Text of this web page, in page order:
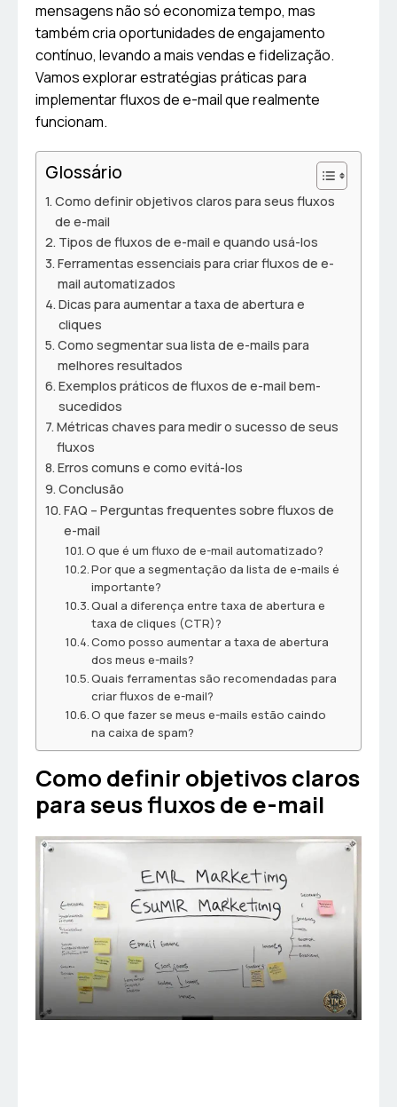
mensagens não só economiza tempo, mas
também cria oportunidades de engajamento
contínuo, levando a mais vendas e fidelização.
Vamos explorar estratégias práticas para
implementar fluxos de e-mail que realmente
funcionam.
Glossário
Como definir objetivos claros para seus fluxos
de e-mail
Tipos de fluxos de e-mail e quando usá-los
Ferramentas essenciais para criar fluxos de e-
mail automatizados
Dicas para aumentar a taxa de abertura e
cliques
Como segmentar sua lista de e-mails para
melhores resultados
Exemplos práticos de fluxos de e-mail bem-
sucedidos
Métricas chaves para medir o sucesso de seus
fluxos
Erros comuns e como evitá-los
Conclusão
FAQ – Perguntas frequentes sobre fluxos de
e-mail
O que é um fluxo de e-mail automatizado?
Por que a segmentação da lista de e-mails é
importante?
Qual a diferença entre taxa de abertura e
taxa de cliques (CTR)?
Como posso aumentar a taxa de abertura
dos meus e-mails?
Quais ferramentas são recomendadas para
criar fluxos de e-mail?
O que fazer se meus e-mails estão caindo
na caixa de spam?
Como definir objetivos claros
para seus fluxos de e-mail